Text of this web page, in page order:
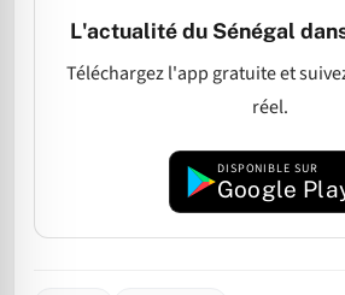
L'actualité du Sénégal
Téléchargez l'app gratuite et
réel.
DISPONIBLE SUR
Google